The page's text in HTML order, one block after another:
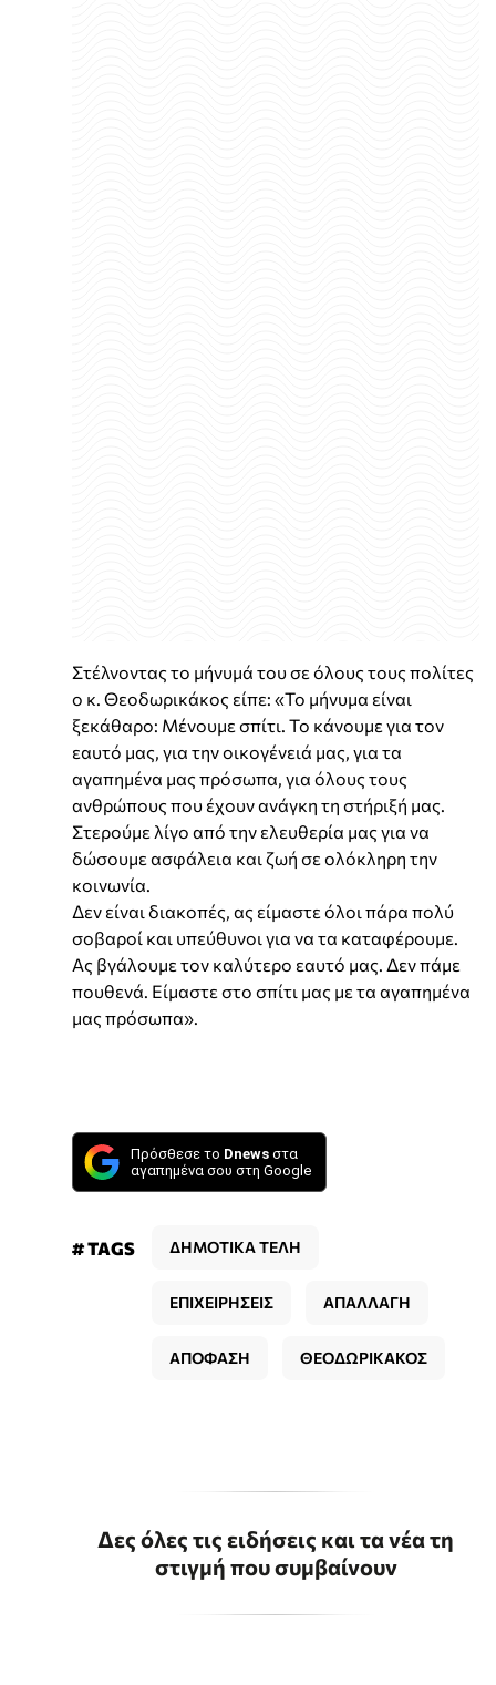
Στέλνοντας το μήνυμά του σε όλους τους πολίτες
ο κ. Θεοδωρικάκος είπε: «Το μήνυμα είναι
ξεκάθαρο: Μένουμε σπίτι. Το κάνουμε για τον
εαυτό μας, για την οικογένειά μας, για τα
αγαπημένα μας πρόσωπα, για όλους τους
ανθρώπους που έχουν ανάγκη τη στήριξή μας.
Στερούμε λίγο από την ελευθερία μας για να
δώσουμε ασφάλεια και ζωή σε ολόκληρη την
κοινωνία.
Δεν είναι διακοπές, ας είμαστε όλοι πάρα πολύ
σοβαροί και υπεύθυνοι για να τα καταφέρουμε.
Ας βγάλουμε τον καλύτερο εαυτό μας. Δεν πάμε
πουθενά. Είμαστε στο σπίτι μας με τα αγαπημένα
μας πρόσωπα».
Πρόσθεσε το Dnews στα
αγαπημένα σου στη Google
# TAGS ΔΗΜΟΤΙΚΑ ΤΕΛΗ
ΕΠΙΧΕΙΡΗΣΕΙΣ ΑΠΑΛΛΑΓΗ
ΑΠΟΦΑΣΗ ΘΕΟΔΩΡΙΚΑΚΟΣ
Δες όλες τις ειδήσεις και τα νέα τη
στιγμή που συμβαίνουν